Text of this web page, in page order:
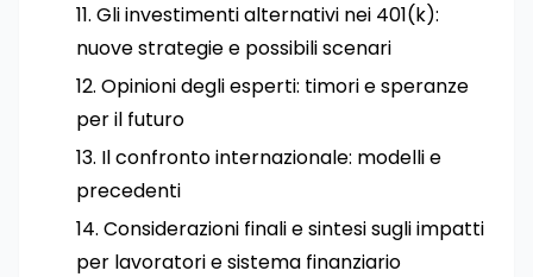
Gli investimenti alternativi nei 401(k):
nuove strategie e possibili scenari
Opinioni degli esperti: timori e speranze
per il futuro
Il confronto internazionale: modelli e
precedenti
Considerazioni finali e sintesi sugli impatti
per lavoratori e sistema finanziario